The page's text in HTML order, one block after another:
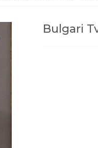
Bulgari